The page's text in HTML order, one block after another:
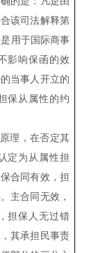
该司法解释第
用于国际商事
影响保函的效
当事人开立的
保从属性的约
理，在否定其
定为从属性担
合同有效，担
主合同无效，
担保人无过错
其承担民事责